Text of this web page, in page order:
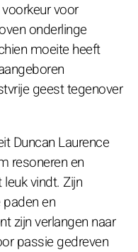
voor
onderlinge
moeite heeft
geest tegenover
Duncan Laurence
resoneren en
vindt. Zijn
en
zijn verlangen naar
passie gedreven